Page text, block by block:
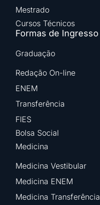
Mestrado
Cursos Técnicos
Formas de Ingresso
Graduação
Redação On-line
ENEM
Transferência
FIES
Bolsa Social
Medicina
Medicina Vestibular
Medicina ENEM
Medicina Transferência